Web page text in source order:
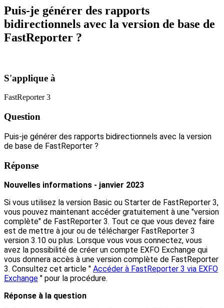
Puis-je générer des rapports
bidirectionnels avec la version de base de
FastReporter ?
S'applique à
FastReporter 3
Question
Puis-je générer des rapports bidirectionnels avec la version
de base de FastReporter ?
Réponse
Nouvelles informations - janvier 2023
Si vous utilisez la version Basic ou Starter de FastReporter 3,
vous pouvez maintenant accéder gratuitement à une "version
complète" de FastReporter 3. Tout ce que vous devez faire
est de mettre à jour ou de télécharger FastReporter 3
version 3.10 ou plus. Lorsque vous vous connectez, vous
avez la possibilité de créer un compte EXFO Exchange qui
vous donnera accès à une version complète de FastReporter
3. Consultez cet article " Accéder à FastReporter 3 via EXFO
Exchange " pour la procédure.
Réponse à la question